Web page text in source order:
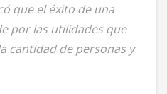
que el éxito de una
por las utilidades que
cantidad de personas y